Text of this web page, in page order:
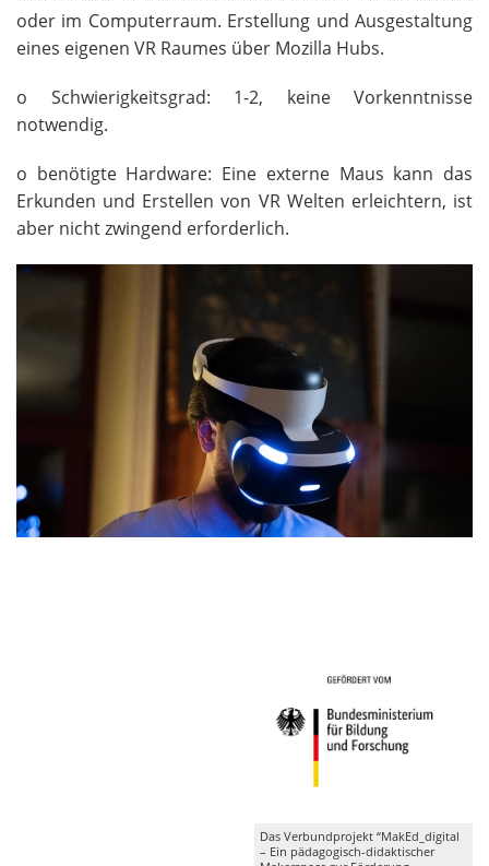
oder im Computerraum. Erstellung und Ausgestaltung
eines eigenen VR Raumes über Mozilla Hubs.
o Schwierigkeitsgrad: 1-2, keine Vorkenntnisse
notwendig.
o benötigte Hardware: Eine externe Maus kann das
Erkunden und Erstellen von VR Welten erleichtern, ist
aber nicht zwingend erforderlich.
Das Verbundprojekt “MakEd_digital
– Ein pädagogisch-didaktischer